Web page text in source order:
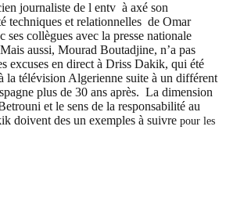
journaliste de l entv à axé son
techniques et relationnelles de Omar
ses collègues avec la presse nationale
aussi, Mourad Boutadjine, n’a pas
excuses en direct à Driss Dakik, qui été
la télévision Algerienne suite à un différent
plus de 30 ans après. La dimension
et le sens de la responsabilité au
doivent des un exemples à suivre pour les